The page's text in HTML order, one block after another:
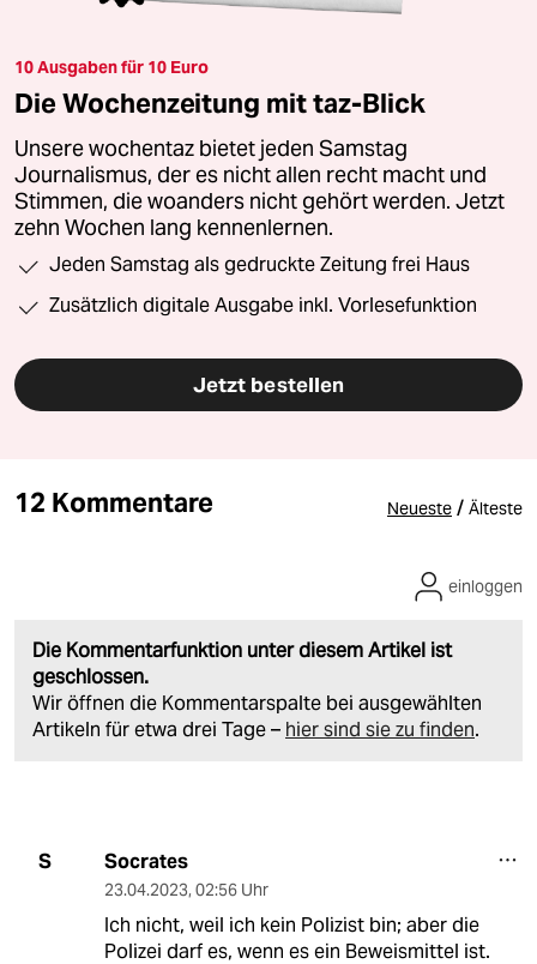
10 Ausgaben für 10 Euro
Die Wochenzeitung mit taz-Blick
Unsere wochentaz bietet jeden Samstag
Journalismus, der es nicht allen recht macht und
Stimmen, die woanders nicht gehört werden. Jetzt
zehn Wochen lang kennenlernen.
Jeden Samstag als gedruckte Zeitung frei Haus
Zusätzlich digitale Ausgabe inkl. Vorlesefunktion
Jetzt bestellen
12 Kommentare Neueste / Älteste
Die Kommentarfunktion unter diesem Artikel ist
geschlossen.
Wir öffnen die Kommentarspalte bei ausgewählten
Artikeln für etwa drei Tage – hier sind sie zu finden.
einloggen
S Socrates
23.04.2023, 02:56 Uhr
Ich nicht, weil ich kein Polizist bin; aber die
Polizei darf es, wenn es ein Beweismittel ist.